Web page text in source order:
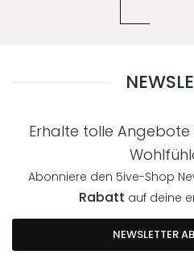
Erhalte tolle
Abonniere den 5ive-Shop
Rabatt auf deine
NEWSLETTER